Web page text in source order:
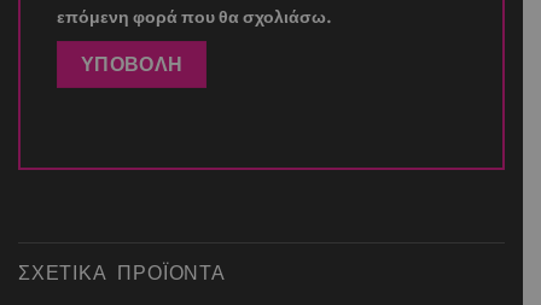
επόμενη φορά που θα σχολιάσω.
ΣΧΕΤΙΚΆ ΠΡΟΪΌΝΤΑ